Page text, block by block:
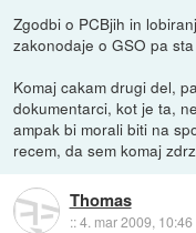
Zgodbi o PCBjih in
zakonodaje o GSO pa
Komaj cakam drugi del,
dokumentarci, kot je ta,
ampak bi morali biti na
recem, da sem komaj
Thomas
::4. mar 2009, 10:46